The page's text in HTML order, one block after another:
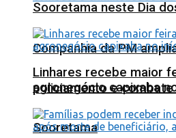
Companhia da PM
policiamento e
Sooretama
Sooretama neste Dia
Linhares recebe maior
agronegócio capixaba